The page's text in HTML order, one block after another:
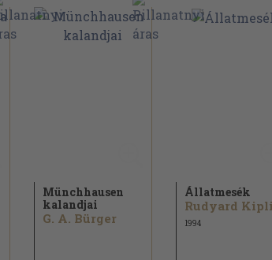
Münchhausen
kalandjai
G. A. Bürger
Állatmesék
1994